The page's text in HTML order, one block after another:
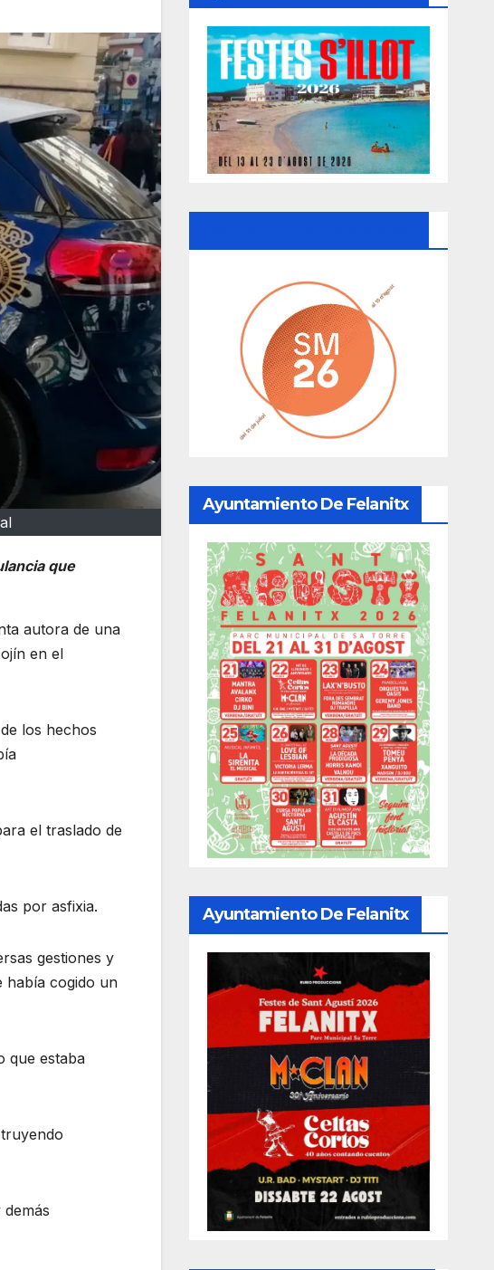
que
autora de una
en el
los hechos
el traslado de
por asfixia.
gestiones y
había cogido un
que estaba
Ayuntamiento De Felanitx
Ayuntamiento De Felanitx